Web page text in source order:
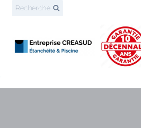
AllerRecherche